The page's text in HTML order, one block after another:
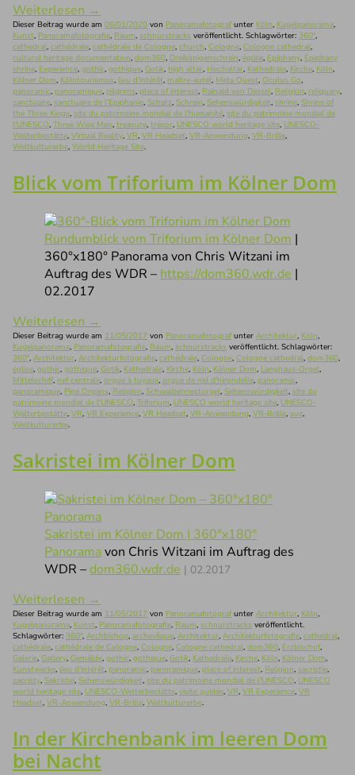
Weiterlesen →
Dieser Beitrag wurde am 06/01/2020 von Panoramafotografunter Köln, Kugelpanorama,
Kunst, Panoramafotografie, Raum, schnurstracks veröffentlicht. Schlagwörter: 360°,
cathedral, cathédrale, cathédrale de Cologne, church, Cologne, Cologne cathedral,
cultural heritage documentation, dom360, Dreikönigenschrein, église, Epiphany, Epiphany
shrine, Experience, gothic, gothique, Gotik, high altar, Hochaltar, Kathedrale, Kirche, Köln,
Kölner Dom, Kölntourismus, lieu d'intérêt, maître-autel, Meta Quest, Oculus Go,
panoramic, panoramique, pilgrims, place of interest, Rainald von Dassel, Religion, reliquary,
sanctuaire, sanctuaire de l'Epiphanie, Schatz, Schrein, Sehenswürdigkeit, shrine, Shrine of
the Three Kings, site du patrimoine mondial de l'humanité, site du patrimoine mondial de
l'UNESCO, Three Wise Men, treasure, trésor, UNESCO world heritage site, UNESCO-
Welterbestätte, Virtual Reality, VR, VR Headset, VR-Anwendung, VR-Brille,
Weltkulturerbe, World Heritage Site.
Blick vom Triforium im Kölner Dom
Rundumblick vom Triforium im Kölner Dom |
360°x180° Panorama von Chris Witzani im
Auftrag des WDR – https://dom360.wdr.de |
02.2017
Weiterlesen →
Dieser Beitrag wurde am 11/05/2017 von Panoramafotografunter Architektur, Köln,
Kugelpanorama, Panoramafotografie, Raum, schnurstracks veröffentlicht. Schlagwörter:
360°, Architektur, Architekturfotografie, cathédrale, Cologne, Cologne cathedral, dom360,
église, gothic, gothique, Gotik, Kathedrale, Kirche, Köln, Kölner Dom, Langhaus-Orgel,
Mittelschiff, nef centrale, orgue à tuyaux, orgue de nid d'hirondelle, panoramic,
panoramique, Pipe Organs, Religion, Schwalbennestorgel, Sehenswürdigkeit, site du
patrimoine mondial de l'UNESCO, Triforium, UNESCO world heritage site, UNESCO-
Welterbestätte, VR, VR Experience, VR Headset, VR-Anwendung, VR-Brille, vue,
Weltkulturerbe.
Sakristei im Kölner Dom
Sakristei im Kölner Dom | 360°x180°
Panoramavon Chris Witzani im Auftrag des
WDR –dom360.wdr.de | 02.2017
Weiterlesen →
Dieser Beitrag wurde am 11/05/2017 von Panoramafotografunter Architektur, Köln,
Kugelpanorama, Kunst, Panoramafotografie, Raum, schnurstracks veröffentlicht.
Schlagwörter: 360°, Archbishop, archevêque, Architektur, Architekturfotografie, cathedral,
cathédrale, cathédrale de Cologne, Cologne, Cologne cathedral, dom360, Erzbischof,
Galerie, Gallery, Gemälde, gothic, gothique, Gotik, Kathedrale, Kirche, Köln, Kölner Dom,
Kunstwerke, lieu d'intérêt, panoramic, panoramique, place of interest, Religion, sacristie,
sacristy, Sakristei, Sehenswürdigkeit, site du patrimoine mondial de l'UNESCO, UNESCO
world heritage site, UNESCO-Welterbestätte, visite guidée, VR, VR Experience, VR
Headset, VR-Anwendung, VR-Brille, Weltkulturerbe.
In der Kirchenbank im leeren Dom
bei Nacht